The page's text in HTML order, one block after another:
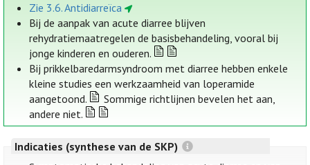
Zie 3.6. Antidiarreïca
Bij de aanpak van acute diarree blijven
rehydratiemaatregelen de basisbehandeling, vooral bij
jonge kinderen en ouderen.
Bij prikkelbaredarmsyndroom met diarree hebben enkele
kleine studies een werkzaamheid van loperamide
aangetoond.
Sommige richtlijnen bevelen het aan,
andere niet.
Indicaties (synthese van de SKP)